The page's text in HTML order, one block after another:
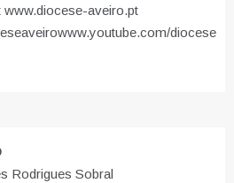
aveiro.pt
www.youtube.com/diocese
Rodrigues Sobral